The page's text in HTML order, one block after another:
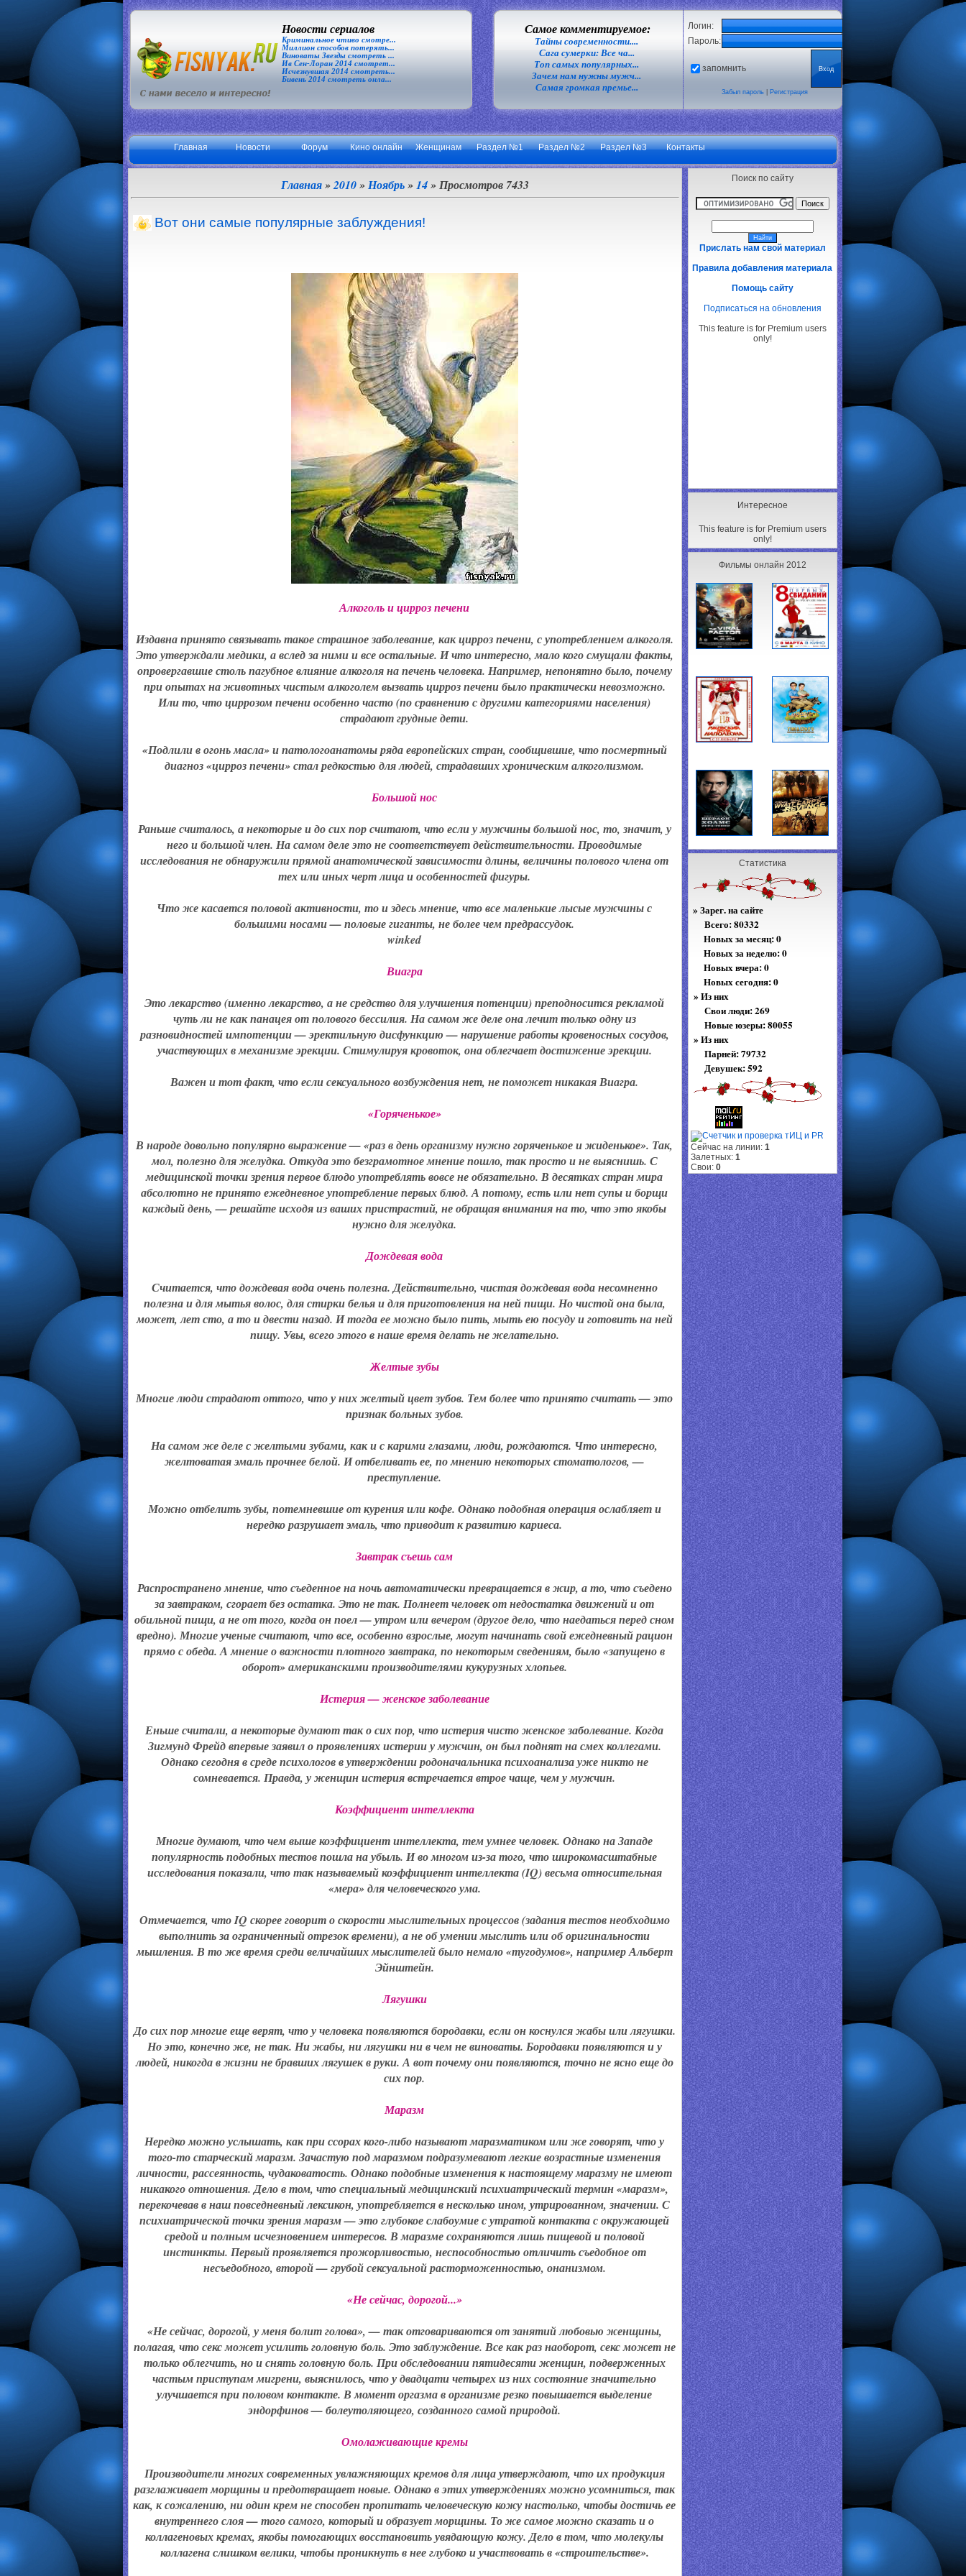
Новости сериалов
Криминальное чтиво смотре...
Миллион способов потерять...
Виноваты Звезды смотреть ...
Ив Сен-Лоран 2014 смотрет...
Исчезнувшая 2014 смотреть...
Бивень 2014 смотреть онла...
Самое комментируемое:
Тайны современности....
Сага сумерки: Все ча...
Топ самых популярных...
Зачем нам нужны мужч...
Самая громкая премье...
Логин:
Пароль:
запомнить
Забыл пароль| Регистрация
Главная Новости Форум Кино онлайн Женщинам Раздел №1 Раздел №2 Раздел №3 Контакты
Поиск по сайту
Прислать нам свой материал
Правила добавления материала
Помощь сайту
Подписаться на обновления
This feature is for Premium users
only!
Интересное
This feature is for Premium users
only!
Фильмы онлайн 2012
Статистика
» Зарег. на сайте
Всего:80332
Новых за месяц: 0
Новых за неделю: 0
Новых вчера: 0
Новых сегодня: 0
» Из них
Свои люди: 269
Новые юзеры: 80055
» Из них
Парней: 79732
Девушек: 592
Сейчас на линии: 1
Залетных: 1
Свои: 0
Главная»2010 » Ноябрь » 14» Просмотров 7433
Вот они самые популярные заблуждения!
Алкоголь и цирроз печени
Издавна принято связывать такое страшное заболевание, как цирроз печени, с употреблением алкоголя.
Это утверждали медики, а вслед за ними и все остальные. И что интересно, мало кого смущали факты,
опровергавшие столь пагубное влияние алкоголя на печень человека. Например, непонятно было, почему
при опытах на животных чистым алкоголем вызвать цирроз печени было практически невозможно.
Или то, что циррозом печени особенно часто (по сравнению с другими категориями населения)
страдают грудные дети.
«Подлили в огонь масла» и патологоанатомы ряда европейских стран, сообщившие, что посмертный
диагноз «цирроз печени» стал редкостью для людей, страдавших хроническим алкоголизмом.
Большой нос
Раньше считалось, а некоторые и до сих пор считают, что если у мужчины большой нос, то, значит, у
него и большой член. На самом деле это не соответствует действительности. Проводимые
исследования не обнаружили прямой анатомической зависимости длины, величины полового члена от
тех или иных черт лица и особенностей фигуры.
Что же касается половой активности, то и здесь мнение, что все маленькие лысые мужчины с
большими носами — половые гиганты, не более чем предрассудок.
winked
Виагра
Это лекарство (именно лекарство, а не средство для улучшения потенции) преподносится рекламой
чуть ли не как панацея от полового бессилия. На самом же деле она лечит только одну из
разновидностей импотенции — эректильную дисфункцию — нарушение работы кровеносных сосудов,
участвующих в механизме эрекции. Стимулируя кровоток, она облегчает достижение эрекции.
Важен и тот факт, что если сексуального возбуждения нет, не поможет никакая Виагра.
«Горяченькое»
В народе довольно популярно выражение — «раз в день организму нужно горяченькое и жиденькое». Так,
мол, полезно для желудка. Откуда это безграмотное мнение пошло, так просто и не выяснишь. С
медицинской точки зрения первое блюдо употреблять вовсе не обязательно. В десятках стран мира
абсолютно не принято ежедневное употребление первых блюд. А потому, есть или нет супы и борщи
каждый день, — решайте исходя из ваших пристрастий, не обращая внимания на то, что это якобы
нужно для желудка.
Дождевая вода
Считается, что дождевая вода очень полезна. Действительно, чистая дождевая вода несомненно
полезна и для мытья волос, для стирки белья и для приготовления на ней пищи. Но чистой она была,
может, лет сто, а то и двести назад. И тогда ее можно было пить, мыть ею посуду и готовить на ней
пищу. Увы, всего этого в наше время делать не желательно.
Желтые зубы
Многие люди страдают оттого, что у них желтый цвет зубов. Тем более что принято считать — это
признак больных зубов.
На самом же деле с желтыми зубами, как и с карими глазами, люди, рождаются. Что интересно,
желтоватая эмаль прочнее белой. И отбеливать ее, по мнению некоторых стоматологов, —
преступление.
Можно отбелить зубы, потемневшие от курения или кофе. Однако подобная операция ослабляет и
нередко разрушает эмаль, что приводит к развитию кариеса.
Завтрак съешь сам
Распространено мнение, что съеденное на ночь автоматически превращается в жир, а то, что съедено
за завтраком, сгорает без остатка. Это не так. Полнеет человек от недостатка движений и от
обильной пищи, а не от того, когда он поел — утром или вечером (другое дело, что наедаться перед сном
вредно). Многие ученые считают, что все, особенно взрослые, могут начинать свой ежедневный рацион
прямо с обеда. А мнение о важности плотного завтрака, по некоторым сведениям, было «запущено в
оборот» американскими производителями кукурузных хлопьев.
Истерия — женское заболевание
Еньше считали, а некоторые думают так о сих пор, что истерия чисто женское заболевание. Когда
Зигмунд Фрейд впервые заявил о проявлениях истерии у мужчин, он был поднят на смех коллегами.
Однако сегодня в среде психологов в утверждении родоначальника психоанализа уже никто не
сомневается. Правда, у женщин истерия встречается втрое чаще, чем у мужчин.
Коэффициент интеллекта
Многие думают, что чем выше коэффициент интеллекта, тем умнее человек. Однако на Западе
популярность подобных тестов пошла на убыль. И во многом из-за того, что широкомасштабные
исследования показали, что так называемый коэффициент интеллекта (IQ) весьма относительная
«мера» для человеческого ума.
Отмечается, что IQ скорее говорит о скорости мыслительных процессов (задания тестов необходимо
выполнить за ограниченный отрезок времени), а не об умении мыслить или об оригинальности
мышления. В то же время среди величайших мыслителей было немало «тугодумов», например Альберт
Эйнштейн.
Лягушки
До сих пор многие еще верят, что у человека появляются бородавки, если он коснулся жабы или лягушки.
Но это, конечно же, не так. Ни жабы, ни лягушки ни в чем не виноваты. Бородавки появляются и у
людей, никогда в жизни не бравших лягушек в руки. А вот почему они появляются, точно не ясно еще до
сих пор.
Маразм
Нередко можно услышать, как при ссорах кого-либо называют маразматиком или же говорят, что у
того-то старческий маразм. Зачастую под маразмом подразумевают легкие возрастные изменения
личности, рассеянность, чудаковатость. Однако подобные изменения к настоящему маразму не имеют
никакого отношения. Дело в том, что специальный медицинский психиатрический термин «маразм»,
перекочевав в наш повседневный лексикон, употребляется в несколько ином, утрированном, значении. С
психиатрической точки зрения маразм — это глубокое слабоумие с утратой контакта с окружающей
средой и полным исчезновением интересов. В маразме сохраняются лишь пищевой и половой
инстинкты. Первый проявляется прожорливостью, неспособностью отличить съедобное от
несъедобного, второй — грубой сексуальной расторможенностью, онанизмом.
«Не сейчас, дорогой...»
«Не сейчас, дорогой, у меня болит голова», — так отговариваются от занятий любовью женщины,
полагая, что секс может усилить головную боль. Это заблуждение. Все как раз наоборот, секс может не
только облегчить, но и снять головную боль. При обследовании пятидесяти женщин, подверженных
частым приступам мигрени, выяснилось, что у двадцати четырех из них состояние значительно
улучшается при половом контакте. В момент оргазма в организме резко повышается выделение
эндорфинов — болеутоляющего, созданного самой природой.
Омолаживающие кремы
Производители многих современных увлажняющих кремов для лица утверждают, что их продукция
разглаживает морщины и предотвращает новые. Однако в этих утверждениях можно усомниться, так
как, к сожалению, ни один крем не способен пропитать человеческую кожу настолько, чтобы достичь ее
внутреннего слоя — того самого, который и образует морщины. То же самое можно сказать и о
коллагеновых кремах, якобы помогающих восстановить увядающую кожу. Дело в том, что молекулы
коллагена слишком велики, чтобы проникнуть в нее глубоко и участвовать в «строительстве».